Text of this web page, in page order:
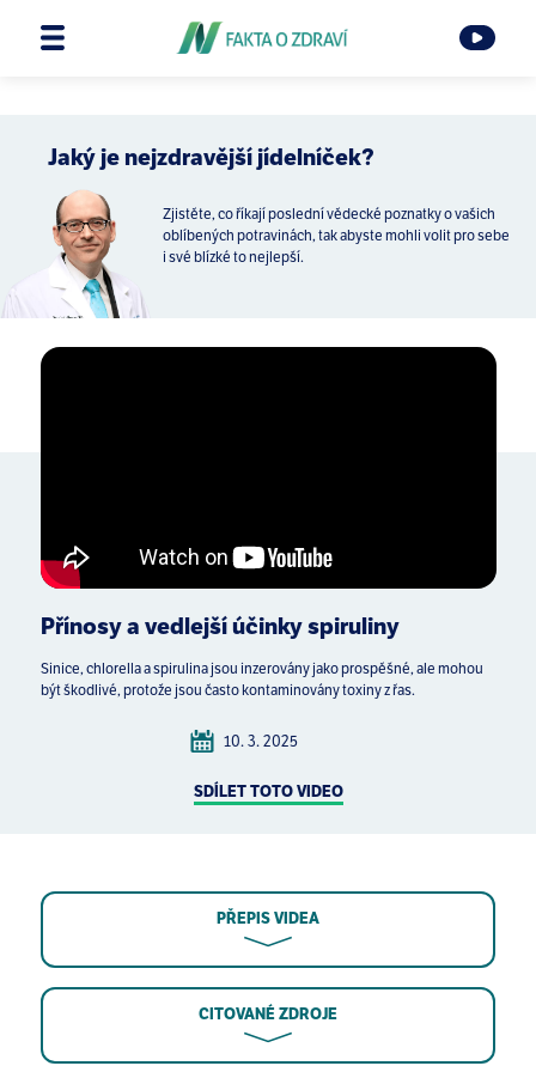
Jaký je nejzdravější jídelníček?
Zjistěte, co říkají poslední vědecké poznatky o vašich
oblíbených potravinách, tak abyste mohli volit pro sebe
i své blízké to nejlepší.
Přínosy a vedlejší účinky spiruliny
Sinice, chlorella a spirulina jsou inzerovány jako prospěšné, ale mohou
být škodlivé, protože jsou často kontaminovány toxiny z řas.
10. 3. 2025
SDÍLET TOTO VIDEO
PŘEPIS VIDEA
CITOVANÉ ZDROJE